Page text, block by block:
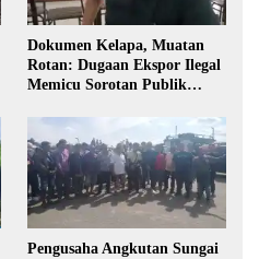
Dokumen Kelapa, Muatan
Rotan: Dugaan Ekspor Ilegal
Memicu Sorotan Publik
Pengusaha Angkutan Sungai